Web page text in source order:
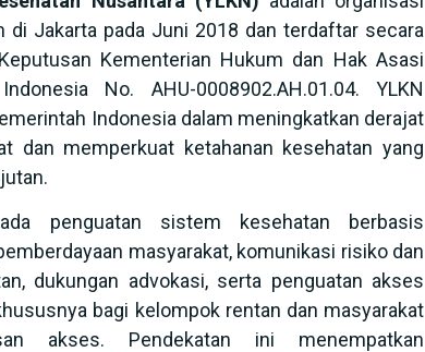
di Jakarta pada Juni 2018 dan terdaftar secara
Kementerian Hukum dan Hak Asasi
No. AHU-0008902.AH.01.04. YLKN
Indonesia dalam meningkatkan derajat
dan memperkuat ketahanan kesehatan yang
penguatan sistem kesehatan berbasis
masyarakat, komunikasi risiko dan
dukungan advokasi, serta penguatan akses
bagi kelompok rentan dan masyarakat
akses. Pendekatan ini menempatkan